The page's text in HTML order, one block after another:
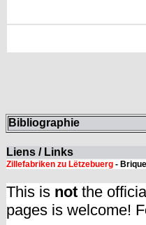
Bibliographie
Liens / Links
Zillefabriken zu Lëtzebuerg -
This is not the
pages is welcome!